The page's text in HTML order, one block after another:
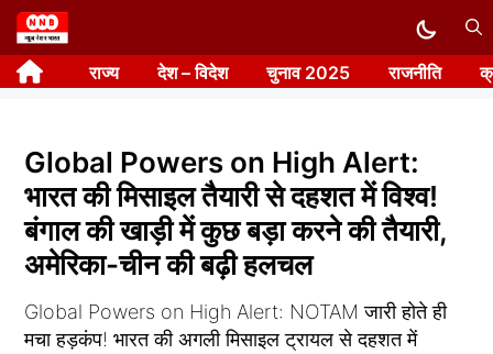
Skip
to
content राज्य देश – विदेश चुनाव 2025 राजनीति
Global Powers on High Alert:
भारत की मिसाइल तैयारी से दहशत में विश्व!
बंगाल की खाड़ी में कुछ बड़ा करने की तैयारी,
अमेरिका-चीन की बढ़ी हलचल
Global Powers on High Alert: NOTAM जारी होते ही
मचा हड़कंप! भारत की अगली मिसाइल ट्रायल से दहशत में